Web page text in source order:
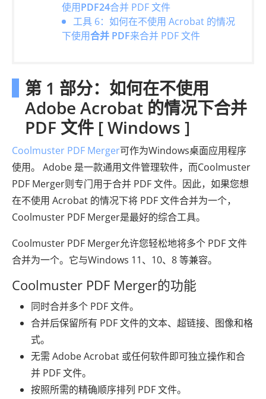
使用PDF24合并 PDF 文件
工具 6：如何在不使用 Acrobat 的情况
下使用合并 PDF来合并 PDF 文件
第 1 部分：如何在不使用
Adob​​e Acrobat 的情况下合并
PDF 文件 [ Windows ]
Coolmuster PDF Merger可作为Windows桌面应用程序
使用。 Adobe 是一款通用文件管理软件，而Coolmuster
PDF Merger则专门用于合并 PDF 文件。因此，如果您想
在不使用 Acrobat 的情况下将 PDF 文件合并为一个，
Coolmuster PDF Merger是最好的综合工具。
Coolmuster PDF Merger允许您轻松地将多个 PDF 文件
合并为一个。它与Windows 11、10、8 等兼容。
Coolmuster PDF Merger的功能
同时合并多个 PDF 文件。
合并后保留所有 PDF 文件的文本、超链接、图像和格
式。
无需 Adob​​e Acrobat 或任何软件即可独立操作和合
并 PDF 文件。
按照所需的精确顺序排列 PDF 文件。